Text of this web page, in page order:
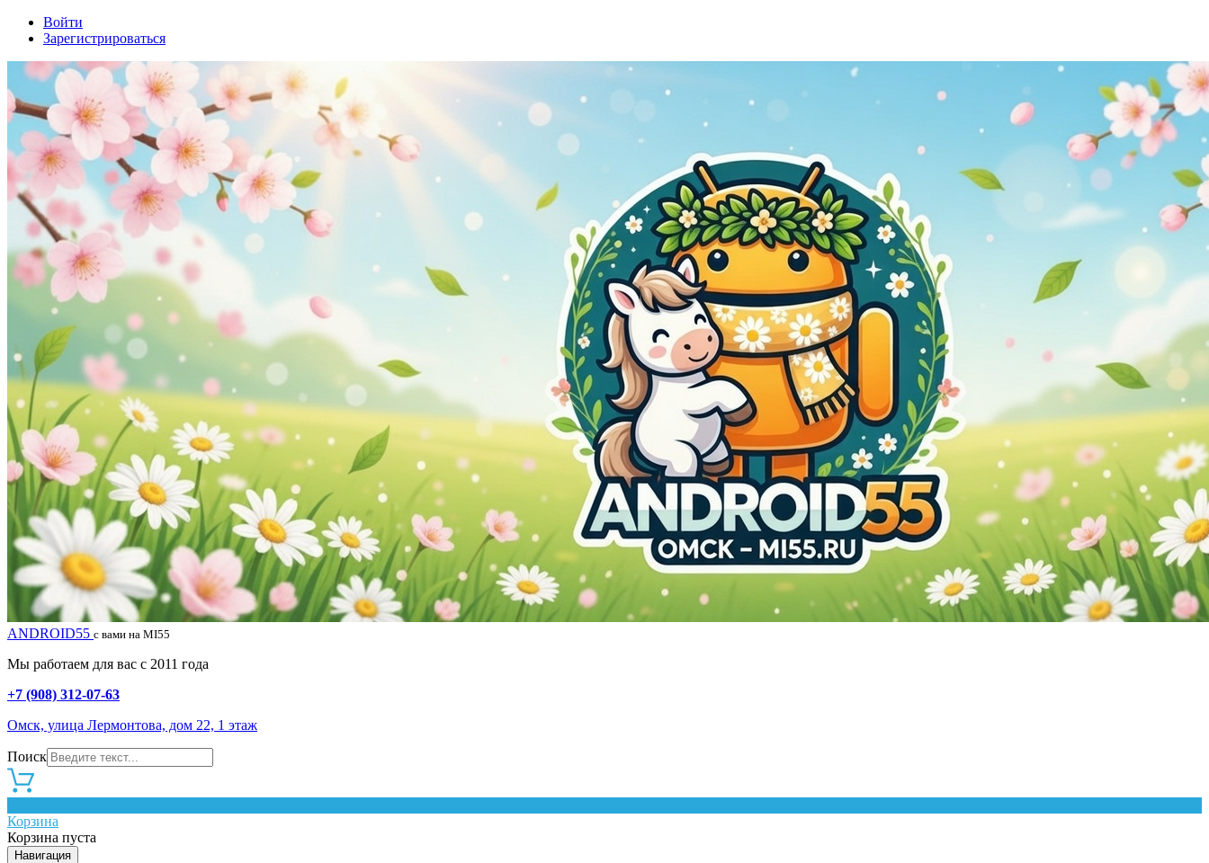
Войти
Зарегистрироваться
ANDROID55 с вами на MI55
Мы работаем для вас с 2011 года
+7 (908) 312-07-63
Омск, улица Лермонтова, дом 22, 1 этаж
Поиск
Корзина
Корзина пуста
Навигация